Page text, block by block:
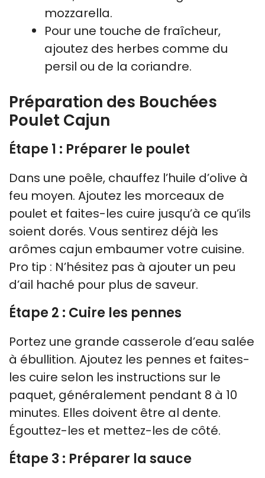
mozzarella.
Pour une touche de fraîcheur,
ajoutez des herbes comme du
persil ou de la coriandre.
Préparation des Bouchées
Poulet Cajun
Étape 1 : Préparer le poulet
Dans une poêle, chauffez l’huile d’olive à
feu moyen. Ajoutez les morceaux de
poulet et faites-les cuire jusqu’à ce qu’ils
soient dorés. Vous sentirez déjà les
arômes cajun embaumer votre cuisine.
Pro tip : N’hésitez pas à ajouter un peu
d’ail haché pour plus de saveur.
Étape 2 : Cuire les pennes
Portez une grande casserole d’eau salée
à ébullition. Ajoutez les pennes et faites-
les cuire selon les instructions sur le
paquet, généralement pendant 8 à 10
minutes. Elles doivent être al dente.
Égouttez-les et mettez-les de côté.
Étape 3 : Préparer la sauce